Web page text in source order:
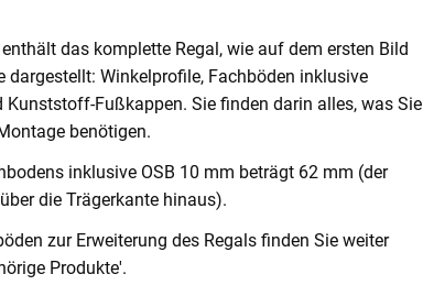
das komplette Regal, wie auf dem ersten Bild
dargestellt: Winkelprofile, Fachböden inklusive
Kunststoff-Fußkappen. Sie finden darin alles, was Sie
benötigen.
inklusive OSB 10 mm beträgt 62 mm (der
die Trägerkante hinaus).
zur Erweiterung des Regals finden Sie weiter
Produkte'.